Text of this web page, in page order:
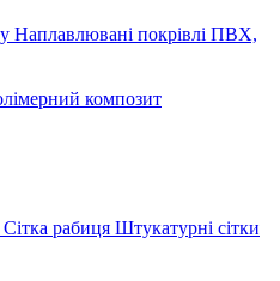
Наплавлювані покрівлі ПВХ,
композит
Сітка рабиця Штукатурні сітки